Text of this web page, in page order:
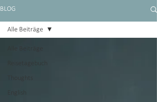
BLOG
Alle Beiträge